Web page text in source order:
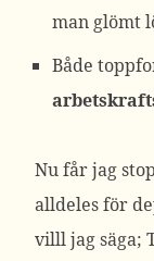
man glömt
Både
Nu får jag
alldeles för
villl jag säga;